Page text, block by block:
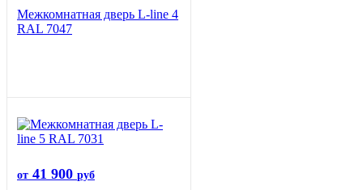
Межкомнатная дверь L-line 4
RAL 7047
от 41 900 руб